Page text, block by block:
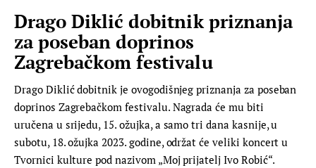
Drago Diklić dobitnik priznanja
za poseban doprinos
Zagrebačkom festivalu
Drago Diklić dobitnik je ovogodišnjeg priznanja za poseban
doprinos Zagrebačkom festivalu. Nagrada će mu biti
uručena u srijedu, 15. ožujka, a samo tri dana kasnije, u
subotu, 18. ožujka 2023. godine, održat će veliki koncert u
Tvornici kulture pod nazivom „Moj prijatelj Ivo Robić“.